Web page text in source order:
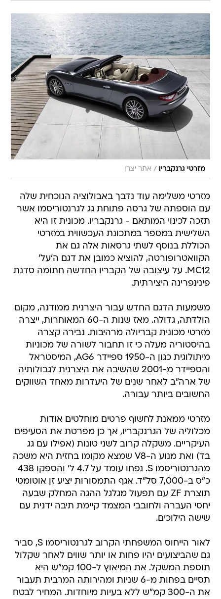
מזרטי גרנקבריו / אתר יצרן
מזרטי משלימה עוד נדבך באבולוציה הנוכחית שלה
עם הוספתה של גרסה פתוחת גג לגרנטוריסמו אשר
תזכה לכינוי המותאם - גרנקבריו. מכונית זו היא
השלישית במספר במתכונת העכשווית במזרטי
הכוללת בנוסף לשתי גרסאות אלה גם את
הקוואטרופורטה, להוציא כמובן את דגם ה'על'
MC12. על עיצובה של הקבריו החדשה חתומה סדנת
פינינפרינה היצירתית.
משמעות הדגם החדש עבור היצרנית ממודנה, מקום
הולדתה, גדולה. מאז שנות ה-60 המאוחרות, ייצרה
מזרטי מכונית קבריולה מרהיבות. נבירה קצרה
בהיסטוריה מעלה כי זו תחבור לשורה של מכוניות
מיתולוגית כגון ה-1950 ספיידר AG6, המיסטראל
והספיידר מ-2001 שהשיבה את היצרנית לגבולותיה
של ארה"ב לאחר שנים של היעדרות מאחד השווקים
החשובים ביותר עבורה.
מזרטי ממאנת לחשוף פרטים מוחלטים אודות
מכלוליה של הגרנקבריו, אך כן מפרטת את הסעיפים
העיקריים. משקלה קרוב לשני טונות (אפילו עם גג
בד) ואת מנוע ה-V8 שמצא מקומו בחזית היא משכה
מהגרנטוריסמו S. נפחו עומד על 4.7 ל' והספקו 438
כ"ס ב-7,000 סל"ד. אגף התמסורות יציע זן אוטומטי
תוצרת ZF עם תפעול מגלגל ההגה המחלק שבעה
יחסי העברה ולחובבי המצמד קיימת תיבה ידנית עם
שישה הילוכים.
לאור הייחוס המשפחתי הקרוב לגרנטוריסמו S, סביר
גם שהביצועים יהיו פחות או יותר שווים לאחר שקלול
תוספת המשקל. את המיאוץ ל-100 קמ"ש היא
תסיים בפחות מ-6 שניות ומהירותה המרבית תעבור
את ה-300 קמ"ש ללא בעיות מיוחדות. המחיר לבטח